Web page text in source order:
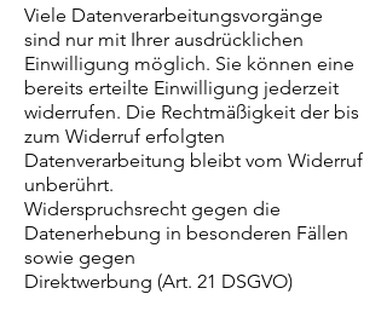
Viele Datenverarbeitungsvorgänge
sind nur mit Ihrer ausdrücklichen
Einwilligung möglich. Sie können eine
bereits erteilte Einwilligung jederzeit
widerrufen. Die Rechtmäßigkeit der bis
zum Widerruf erfolgten
Datenverarbeitung bleibt vom Widerruf
unberührt.
Widerspruchsrecht gegen die
Datenerhebung in besonderen Fällen
sowie gegen
Direktwerbung (Art. 21 DSGVO)